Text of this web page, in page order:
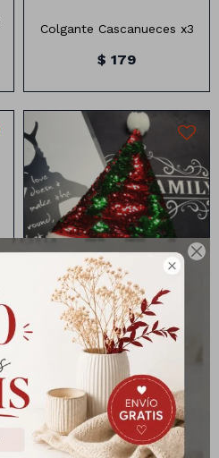

Colgante Cascanueces x3
$ 179
Gorro Papa Noel Con
Lentejuelas
$ 139